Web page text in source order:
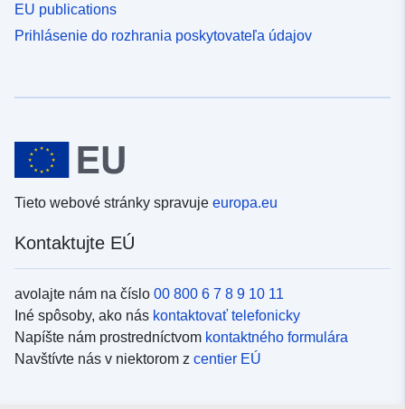
EU publications
Prihlásenie do rozhrania poskytovateľa údajov
Tieto webové stránky spravuje europa.eu
Kontaktujte EÚ
avolajte nám na číslo 00 800 6 7 8 9 10 11
Iné spôsoby, ako nás kontaktovať telefonicky
Napíšte nám prostredníctvom kontaktného formulára
Navštívte nás v niektorom z centier EÚ